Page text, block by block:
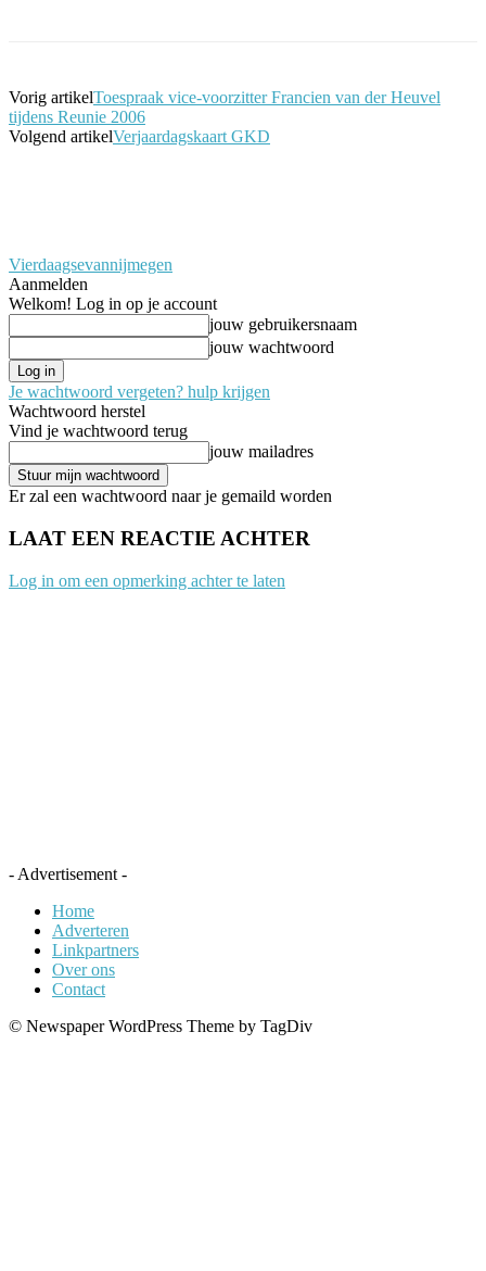
Vorig artikelToespraak vice-voorzitter Francien van der Heuvel
tijdens Reunie 2006
Volgend artikelVerjaardagskaart GKD
Vierdaagsevannijmegen
Aanmelden
Welkom! Log in op je account
jouw gebruikersnaam
jouw wachtwoord
Je wachtwoord vergeten? hulp krijgen
Wachtwoord herstel
Vind je wachtwoord terug
jouw mailadres
Er zal een wachtwoord naar je gemaild worden
LAAT EEN REACTIE ACHTER
Log in om een opmerking achter te laten
- Advertisement -
Home
Adverteren
Linkpartners
Over ons
Contact
© Newspaper WordPress Theme by TagDiv